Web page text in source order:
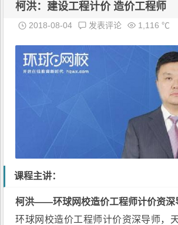
柯洪：建设工程计价 造价工程师
2018-08-04 发表评论 1,116 ℃
课程主讲：
柯洪——环球网校造价工程师计价资深
环球网校造价工程师计价资深导师，